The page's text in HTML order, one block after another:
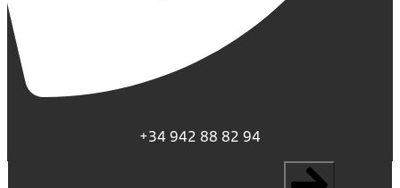
+34 942 88 82 94